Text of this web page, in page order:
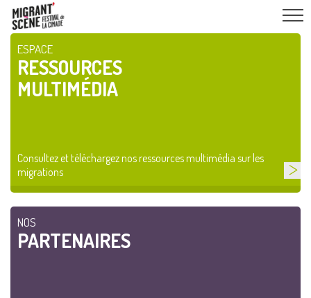
ESPACE
RESSOURCES
MULTIMÉDIA
Consultez et téléchargez nos ressources multimédia sur les
migrations
NOS
PARTENAIRES